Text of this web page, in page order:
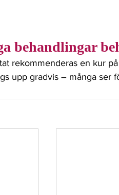
behandlingar
rekommenderas en kur
upp gradvis – många ser